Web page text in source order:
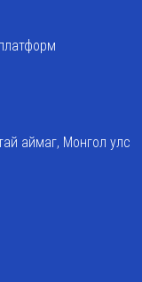
аймаг, Монгол улс